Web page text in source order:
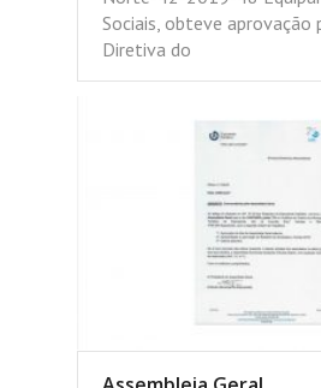
Sociais, obteve aprovação
Diretiva do